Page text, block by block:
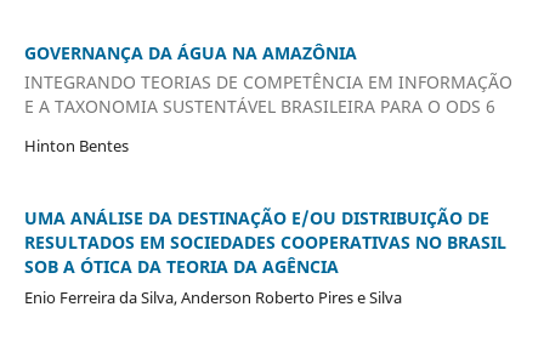
GOVERNANÇA DA ÁGUA NA AMAZÔNIA
INTEGRANDO TEORIAS DE COMPETÊNCIA EM INFORMAÇÃO
E A TAXONOMIA SUSTENTÁVEL BRASILEIRA PARA O ODS 6
Hinton Bentes
UMA ANÁLISE DA DESTINAÇÃO E/OU DISTRIBUIÇÃO DE
RESULTADOS EM SOCIEDADES COOPERATIVAS NO BRASIL
SOB A ÓTICA DA TEORIA DA AGÊNCIA
Enio Ferreira da Silva, Anderson Roberto Pires e Silva